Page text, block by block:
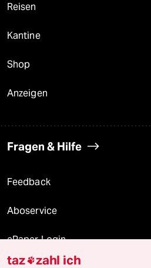
Reisen
Kantine
Shop
Anzeigen
Fragen & Hilfe
Feedback
Aboservice
ePaper Login
taz zahl ich